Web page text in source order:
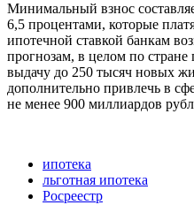
Минимальный взнос
6,5 процентами, которые
ипотечной ставкой банкам
прогнозам, в целом по стране
выдачу до 250 тысяч новых
дополнительно привлечь в
не менее 900 миллиардов
ипотека
льготная ипотека
Росреестр